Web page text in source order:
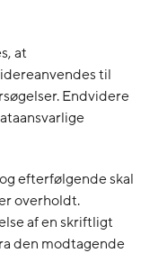
at
til
Endvidere
efterfølgende skal
overholdt.
af en skriftligt
den modtagende